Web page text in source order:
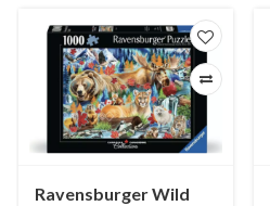
Ravensburger Wild